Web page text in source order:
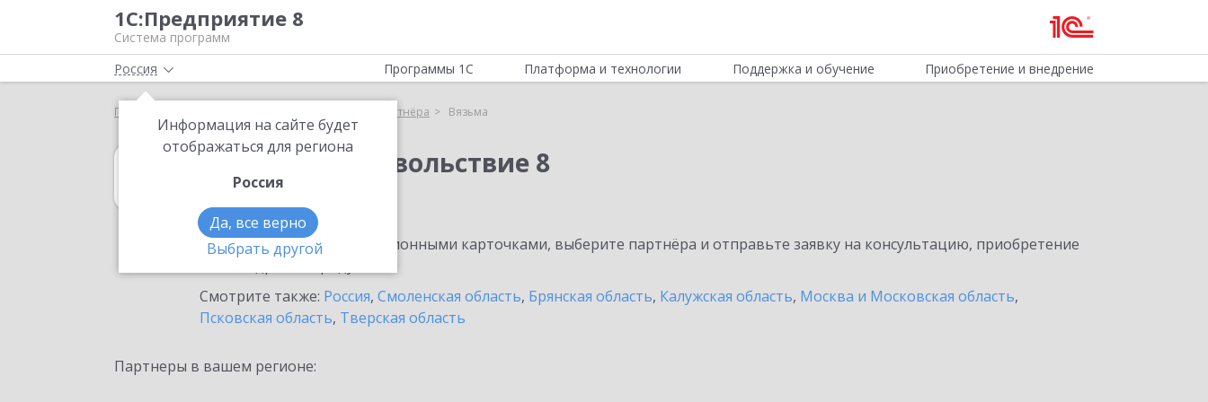
1С:Предприятие 8
Система программ
Россия
Информация на сайте будет
отображаться для региона
Россия
Да, все верно
Выбрать другой
Программы 1С Платформа и технологии Поддержка и обучение Приобретение и внедрение
Главная Выбор партнёра Вязьма
1С:Вещевое довольствие 8
в Вязьме
Ознакомьтесь с информационными карточками, выберите партнёра и отправьте заявку на консультацию, приобретение
Смотрите также: Россия, Смоленская область, Брянская область, Калужская область, Москва и Московская область,
Псковская область, Тверская область
Партнеры в вашем регионе: